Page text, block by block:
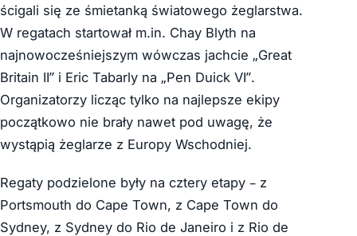
ścigali się ze śmietanką światowego żeglarstwa.
W regatach startował m.in. Chay Blyth na
najnowocześniejszym wówczas jachcie „Great
Britain II” i Eric Tabarly na „Pen Duick VI”.
Organizatorzy licząc tylko na najlepsze ekipy
początkowo nie brały nawet pod uwagę, że
wystąpią żeglarze z Europy Wschodniej.
Regaty podzielone były na cztery etapy – z
Portsmouth do Cape Town, z Cape Town do
Sydney, z Sydney do Rio de Janeiro i z Rio de